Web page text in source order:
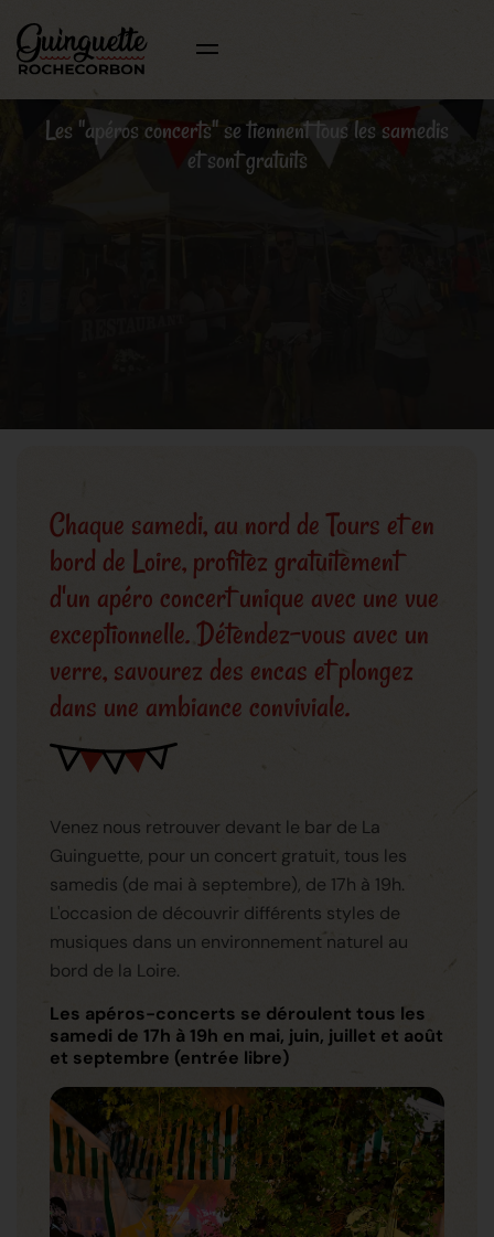
Les "apéros concerts" se tiennent tous les samedis
et sont gratuits
Chaque samedi, au nord de Tours et en
bord de Loire, profitez gratuitement
d'un apéro concert unique avec une vue
exceptionnelle. Détendez-vous avec un
verre, savourez des encas et plongez
dans une ambiance conviviale.
Venez nous retrouver devant le bar de La
Guinguette, pour un concert gratuit, tous les
samedis (de mai à septembre), de 17h à 19h.
L'occasion de découvrir différents styles de
musiques dans un environnement naturel au
bord de la Loire.
Les apéros-concerts se déroulent tous les
samedi de 17h à 19h en mai, juin, juillet et août
et septembre (entrée libre)